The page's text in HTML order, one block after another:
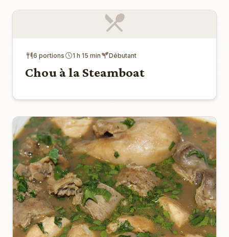
6 portions 1 h 15 min Débutant
Chou à la Steamboat